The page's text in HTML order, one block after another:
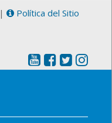
|
Política del Sitio